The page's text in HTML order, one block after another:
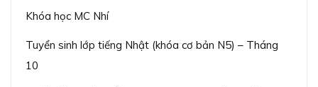
Khóa học MC Nhí
Tuyển sinh lớp tiếng Nhật (khóa cơ bản N5) – Tháng
10